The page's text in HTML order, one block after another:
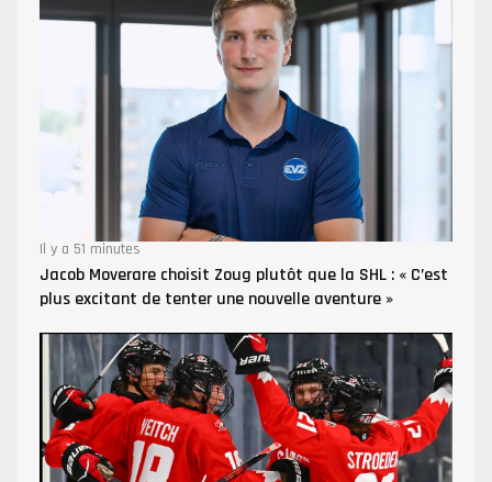
Il y a 51 minutes
Jacob Moverare choisit Zoug plutôt que la SHL : « C’est
plus excitant de tenter une nouvelle aventure »